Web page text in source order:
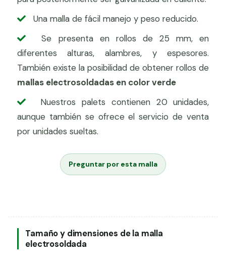
Una malla de fácil manejo y peso reducido.
Se presenta en rollos de 25 mm, en
diferentes alturas, alambres, y espesores.
También existe la posibilidad de obtener rollos de
mallas electrosoldadas en color verde
Nuestros palets contienen 20 unidades,
aunque también se ofrece el servicio de venta
por unidades sueltas.
Preguntar por esta malla
Tamaño y dimensiones de la malla
electrosoldada